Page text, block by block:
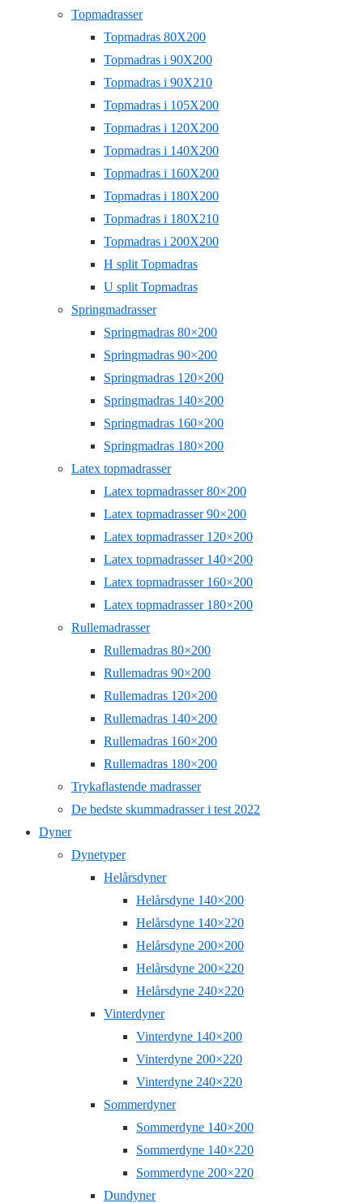
Topmadrasser
Topmadras 80X200
Topmadras i 90X200
Topmadras i 90X210
Topmadras i 105X200
Topmadras i 120X200
Topmadras i 140X200
Topmadras i 160X200
Topmadras i 180X200
Topmadras i 180X210
Topmadras i 200X200
H split Topmadras
U split Topmadras
Springmadrasser
Springmadras 80×200
Springmadras 90×200
Springmadras 120×200
Springmadras 140×200
Springmadras 160×200
Springmadras 180×200
Latex topmadrasser
Latex topmadrasser 80×200
Latex topmadrasser 90×200
Latex topmadrasser 120×200
Latex topmadrasser 140×200
Latex topmadrasser 160×200
Latex topmadrasser 180×200
Rullemadrasser
Rullemadras 80×200
Rullemadras 90×200
Rullemadras 120×200
Rullemadras 140×200
Rullemadras 160×200
Rullemadras 180×200
Trykaflastende madrasser
De bedste skummadrasser i test 2022
Dyner
Dynetyper
Helårsdyner
Helårsdyne 140×200
Helårsdyne 140×220
Helårsdyne 200×200
Helårsdyne 200×220
Helårsdyne 240×220
Vinterdyner
Vinterdyne 140×200
Vinterdyne 200×220
Vinterdyne 240×220
Sommerdyner
Sommerdyne 140×200
Sommerdyne 140×220
Sommerdyne 200×220
Dundyner